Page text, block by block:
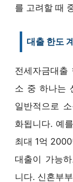
를 고려할 때
대출 한도
전세자금대출
소 중 하나는
일반적으로
화됩니다. 예
최대 1억
대출이 가능
니다. 신혼부